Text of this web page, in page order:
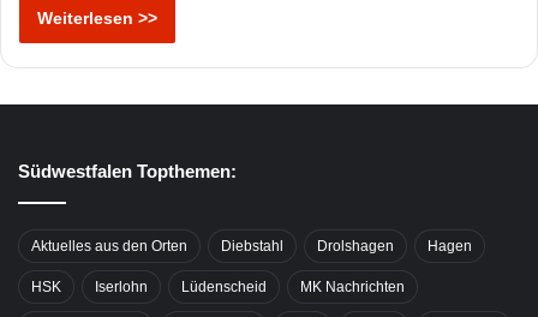
Weiterlesen >>
Südwestfalen Topthemen:
Aktuelles aus den Orten Diebstahl Drolshagen Hagen
HSK Iserlohn Lüdenscheid MK Nachrichten